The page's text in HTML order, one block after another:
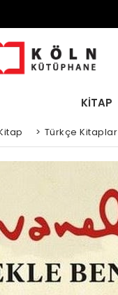
KİTAP
> Türkçe Kitaplar